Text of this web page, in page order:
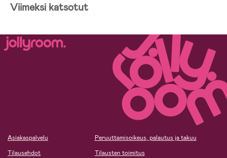
Viimeksi katsotut
Asiakaspalvelu
Tilausehdot
Peruuttamisoikeus, palautus ja takuu
Tilausten toimitus